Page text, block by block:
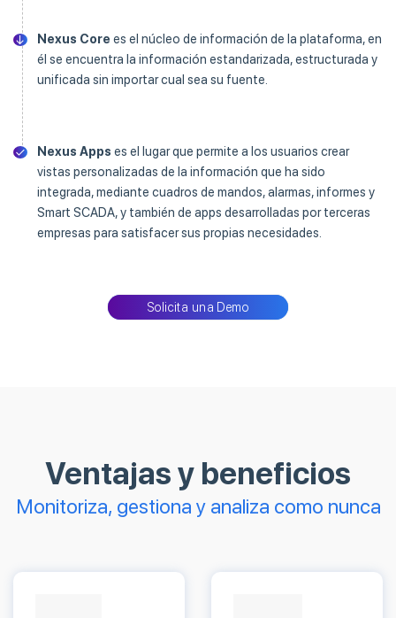
Nexus Core es el núcleo de información de la plataforma, en
él se encuentra la información estandarizada, estructurada y
unificada sin importar cual sea su fuente.
Nexus Apps es el lugar que permite a los usuarios crear
vistas personalizadas de la información que ha sido
integrada, mediante cuadros de mandos, alarmas, informes y
Smart SCADA, y también de apps desarrolladas por terceras
empresas para satisfacer sus propias necesidades.
Solicita una Demo
Ventajas y beneficios
Monitoriza, gestiona y analiza como nunca